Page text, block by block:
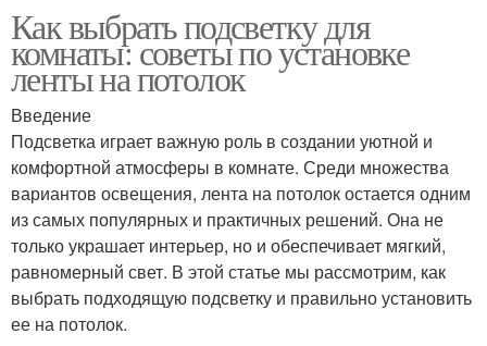
Как выбрать подсветку для
комнаты: советы по установке
ленты на потолок
Введение
Подсветка играет важную роль в создании уютной и
комфортной атмосферы в комнате. Среди множества
вариантов освещения, лента на потолок остается одним
из самых популярных и практичных решений. Она не
только украшает интерьер, но и обеспечивает мягкий,
равномерный свет. В этой статье мы рассмотрим, как
выбрать подходящую подсветку и правильно установить
ее на потолок.